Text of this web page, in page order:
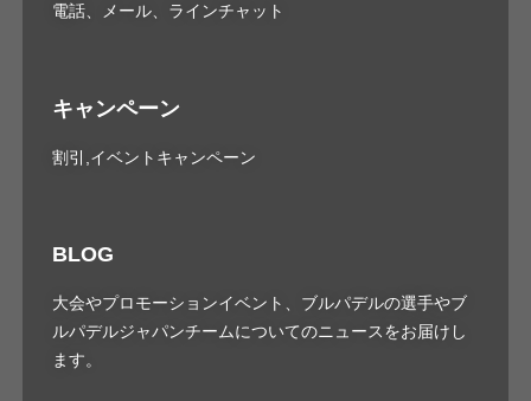
電話、メール、ラインチャット
キャンペーン
割引,イベントキャンペーン
BLOG
大会やプロモーションイベント、ブルパデルの選手やブ
ルパデルジャパンチームについてのニュースをお届けし
ます。